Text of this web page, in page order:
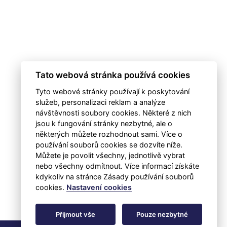
Tato webová stránka používá cookies
Tyto webové stránky používají k poskytování
služeb, personalizaci reklam a analýze
návštěvnosti soubory cookies. Některé z nich
jsou k fungování stránky nezbytné, ale o
některých můžete rozhodnout sami. Více o
používání souborů cookies se dozvíte níže.
Můžete je povolit všechny, jednotlivě vybrat
nebo všechny odmítnout. Více informací získáte
kdykoliv na stránce Zásady používání souborů
cookies. Nastavení cookies
Přijmout vše Pouze nezbytné